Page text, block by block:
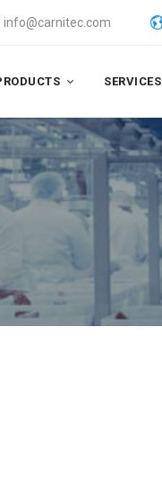
info@carnitec.com
SERVICES